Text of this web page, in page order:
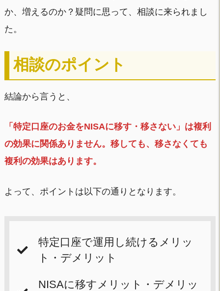
か、増えるのか？疑問に思って、相談に来られまし
た。
相談のポイント
結論から言うと、
「特定口座のお金をNISAに移す・移さない」は複利
の効果に関係ありません。移しても、移さなくても
複利の効果はあります。
よって、ポイントは以下の通りとなります。
特定口座で運用し続けるメリッ
ト・デメリット
NISAに移すメリット・デメリッ